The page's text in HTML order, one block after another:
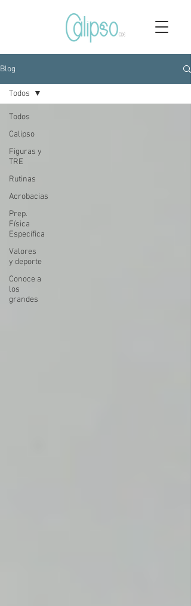
Blog
Todos
Calipso
Figuras y
TRE
Rutinas
Acrobacias
Prep.
Física
Específica
Valores
y deporte
Conoce a
los
grandes
Todos